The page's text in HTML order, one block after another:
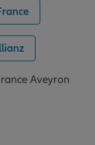
Aveyron